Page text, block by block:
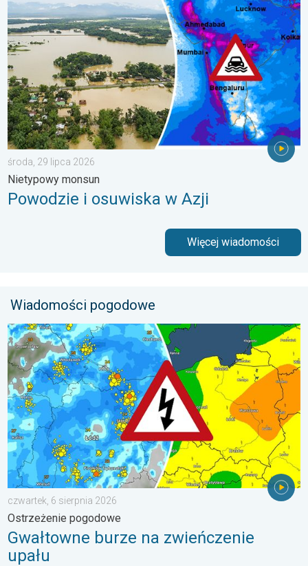
środa, 29 lipca 2026
Nietypowy monsun
Powodzie i osuwiska w Azji
Więcej wiadomości
Wiadomości pogodowe
Gwałtowne burze na zwieńczenie upału. Ostrzeżenie
czwartek, 6 sierpnia 2026
Ostrzeżenie pogodowe
Gwałtowne burze na zwieńczenie
upału